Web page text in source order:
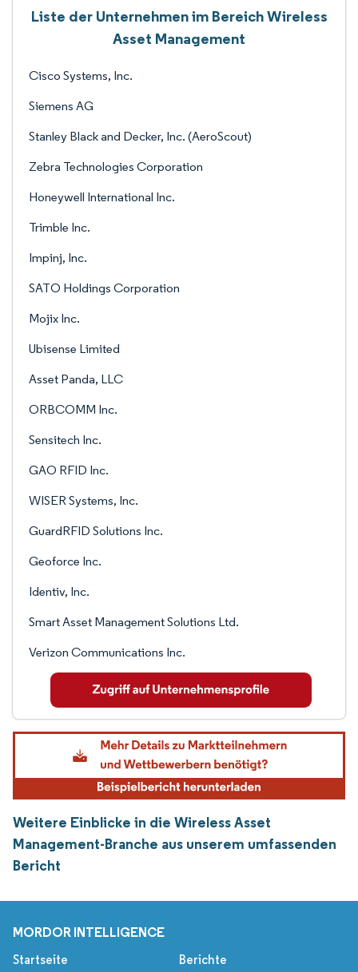
Liste der Unternehmen im Bereich Wireless
Asset Management
Cisco Systems, Inc.
Siemens AG
Stanley Black and Decker, Inc. (AeroScout)
Zebra Technologies Corporation
Honeywell International Inc.
Trimble Inc.
Impinj, Inc.
SATO Holdings Corporation
Mojix Inc.
Ubisense Limited
Asset Panda, LLC
ORBCOMM Inc.
Sensitech Inc.
GAO RFID Inc.
WISER Systems, Inc.
GuardRFID Solutions Inc.
Geoforce Inc.
Identiv, Inc.
Smart Asset Management Solutions Ltd.
Verizon Communications Inc.
Weitere Einblicke in die Wireless Asset
Management-Branche aus unserem umfassenden
Bericht
MORDOR INTELLIGENCE
Startseite Berichte